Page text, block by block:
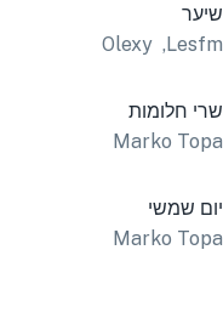
שיער
Lesfm
,
Olexy
שרי חלומות
Marko Topa
יום שמשי
Marko Topa